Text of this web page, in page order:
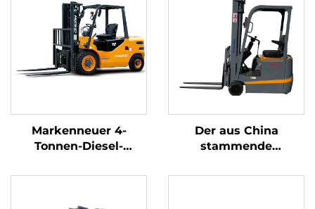
Markenneuer 4-
Tonnen-Diesel-
hochwertigem
Der aus China
stammende
gewichtsoptimierte